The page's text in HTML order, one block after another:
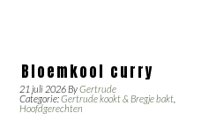
Bloemkool curry
21 juli 2026ByGertrude
Categorie:Gertrude kookt & Bregje bakt
Hoofdgerechten